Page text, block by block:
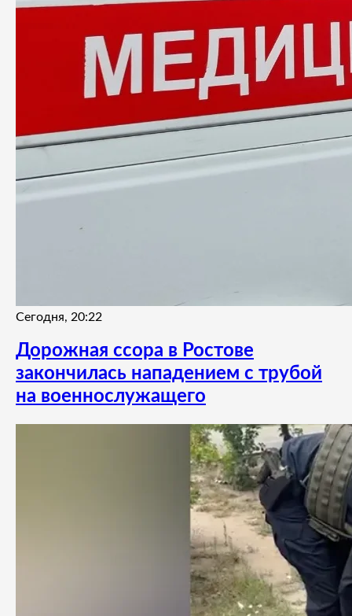
Сегодня, 20:22
Дорожная ссора в Ростове
закончилась нападением с трубой
на военнослужащего